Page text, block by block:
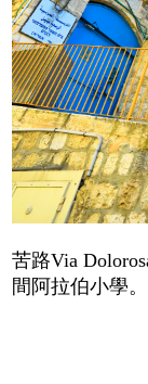
苦路Via
間阿拉伯小學。